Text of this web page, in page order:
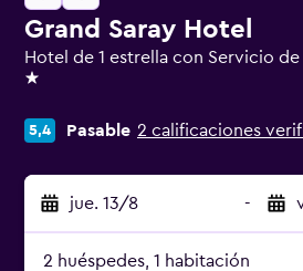
Grand Saray Hotel
Hotel de 1 estrella con Servicio
1 estrella
5,4 Pasable 2 calificaciones
jue. 13/8 -
2 huéspedes, 1 habitación